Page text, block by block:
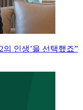
의 인생’을 선택했죠”